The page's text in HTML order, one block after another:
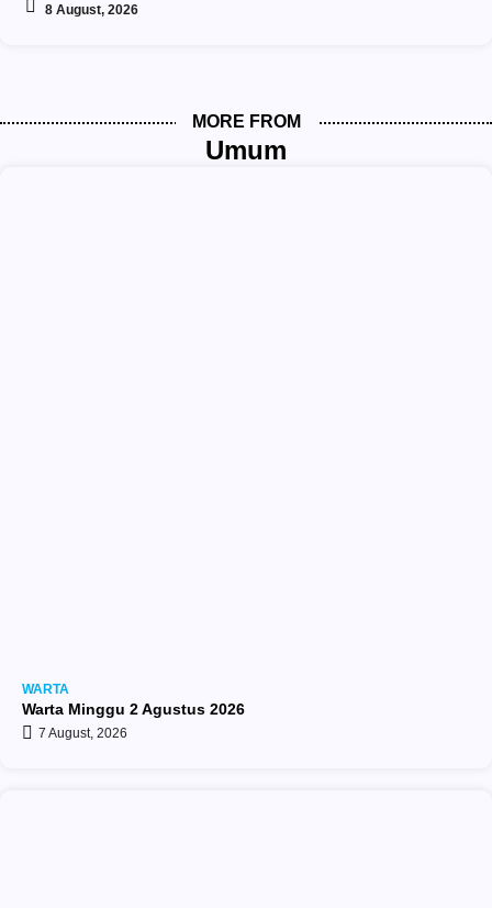
8 August, 2026
MORE FROM
Umum
WARTA
Warta Minggu 2 Agustus 2026
7 August, 2026